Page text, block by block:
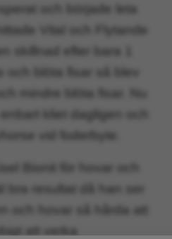
och började leta
Vital och Flytande
skillnad efter bara 1
och blöta fisar så blev
mindre blöta fisar. Nu
kliet dagligen och
vid foderbyte.
Bionit för hovar och
bra resultat då han ser
och hovar så hårda att
att verka